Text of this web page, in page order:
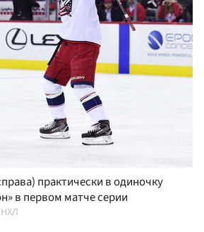
практически в одиночку
в первом матче серии